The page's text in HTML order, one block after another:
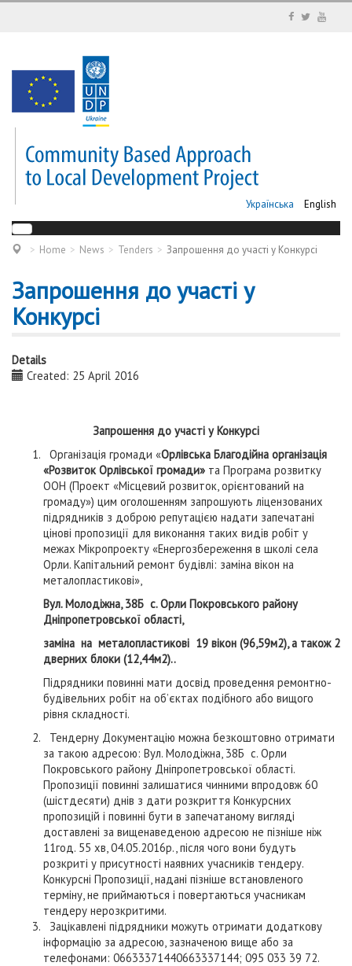
Українська English
Home News Tenders Запрошення до участі у Конкурсі
Запрошення до участі у
Конкурсі
Details
Created: 25 April 2016
Запрошення до участі у Конкурсі
Організація громади «Орлівська Благодійна організація
«Розвиток Орлівської громади» та Програма розвитку
ООН (Проект «Місцевий розвиток, орієнтований на
громаду») цим оголошенням запрошують ліцензованих
підрядників з доброю репутацією надати запечатані
цінові пропозиції для виконання таких видів робіт у
межах Мікропроекту «Енергозбереження в школі села
Орли. Капітальний ремонт будівлі: заміна вікон на
металопластикові»,
Вул. Молодіжна, 38Б с. Орли Покровського району
Дніпропетровської області,
заміна на металопластикові 19 вікон (96,59м2), а також 2
дверних блоки (12,44м2)..
Підрядники повинні мати досвід проведення ремонтно-
будівельних робіт на об’єктах подібного або вищого
рівня складності.
Тендерну Документацію можна безкоштовно отримати
за такою адресою: Вул. Молодіжна, 38Б с. Орли
Покровського району Дніпропетровської області.
Пропозиції повинні залишатися чинними впродовж 60
(шістдесяти) днів з дати розкриття Конкурсних
пропозицій і повинні бути в запечатаному вигляді
доставлені за вищенаведеною адресою не пізніше ніж
11год. 55 хв, 04.05.2016р., після чого вони будуть
розкриті у присутності наявних учасників тендеру.
Конкурсні Пропозиції, надані пізніше встановленого
терміну, не приймаються і повертаються учасникам
тендеру нерозкритими.
Зацікавлені підрядники можуть отримати додаткову
інформацію за адресою, зазначеною вище або за
телефонами: 06633371440663337144; 095 033 39 72.